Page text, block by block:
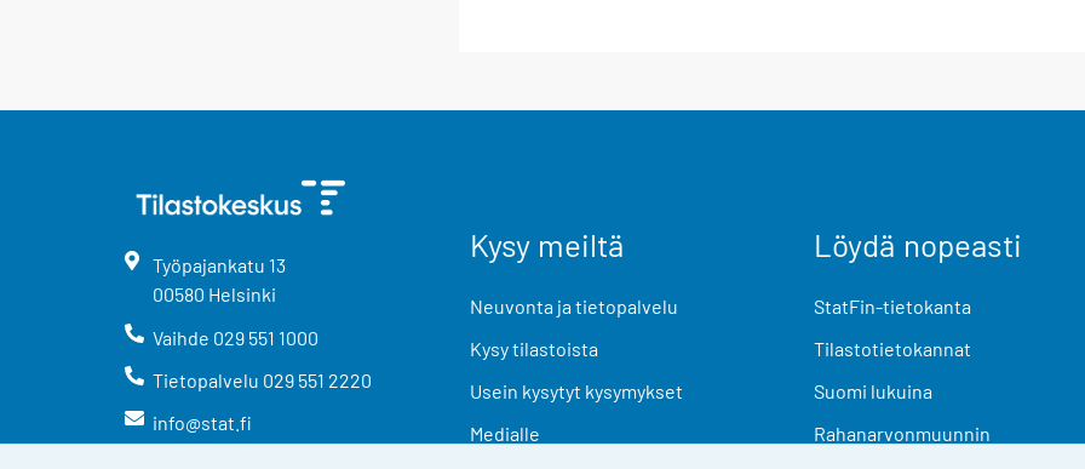
Työpajankatu 13
00580 Helsinki
Vaihde 029 551 1000
Tietopalvelu 029 551 2220
info@stat.fi
Kysy meiltä
Neuvonta ja tietopalvelu
Kysy tilastoista
Usein kysytyt kysymykset
Medialle
Löydä nopeasti
StatFin-tietokanta
Tilastotietokannat
Suomi lukuina
Rahanarvonmuunnin